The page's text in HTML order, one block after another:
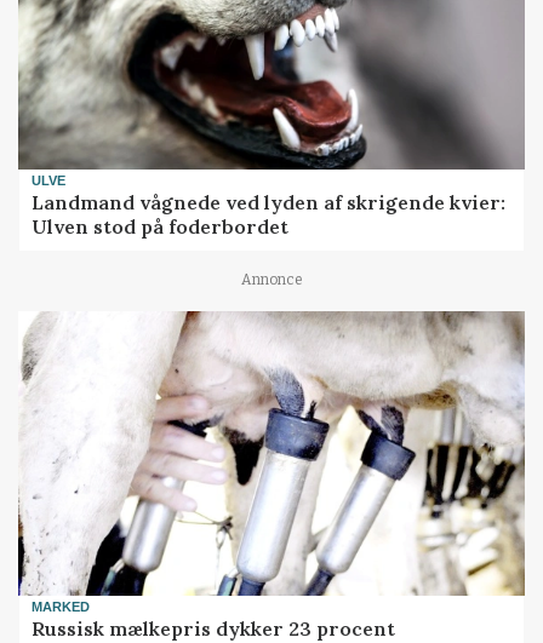
ULVE
Landmand vågnede ved lyden af skrigende kvier:
Ulven stod på foderbordet
Annonce
MARKED
Russisk mælkepris dykker 23 procent